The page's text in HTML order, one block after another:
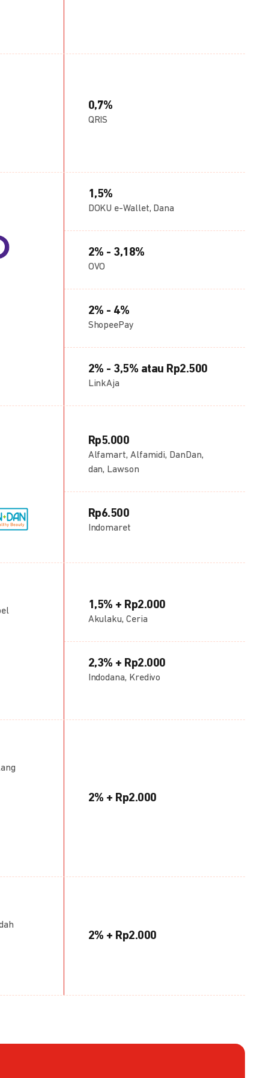
0,7%
QRIS
1,5%
DOKU e-Wallet, Dana
2% - 3,18%
OVO
2% - 4%
ShopeePay
2% - 3,5% atau Rp2.500
LinkAja
Rp5.000
Alfamart, Alfamidi, DanDan,
dan, Lawson
Rp6.500
Indomaret
1,5% + Rp2.000
Akulaku, Ceria
2,3% + Rp2.000
Indodana, Kredivo
2% + Rp2.000
2% + Rp2.000